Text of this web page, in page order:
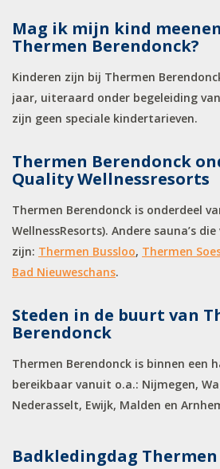
Mag ik mijn kind
Thermen Berendonck?
Kinderen zijn bij Thermen
jaar, uiteraard onder begeleiding
zijn geen speciale kindertarieven.
Thermen Berendonck
Quality Wellnessresorts
Thermen Berendonck is onderdeel
WellnessResorts). Andere sauna’s
zijn: Thermen Bussloo, Thermen
Bad Nieuweschans.
Steden in de buurt van
Berendonck
Thermen Berendonck is binnen een
bereikbaar vanuit o.a.: Nijmegen,
Nederasselt, Ewijk, Malden en
Badkledingdag